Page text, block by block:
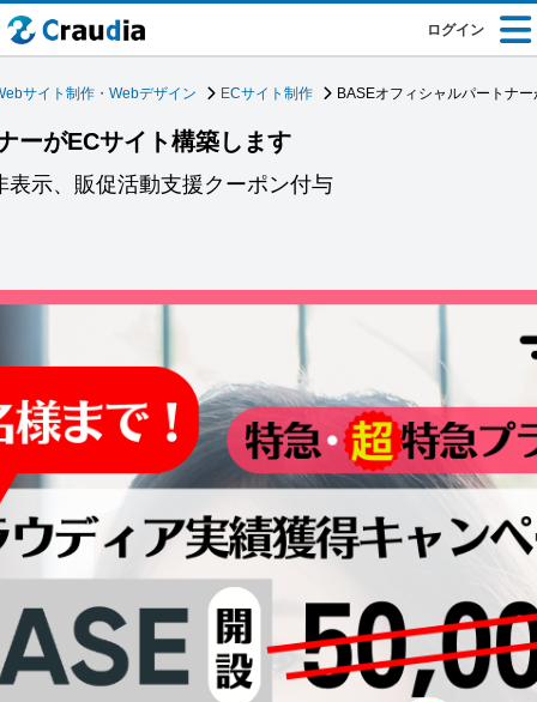
ログイン
サイト制作・Webデザイン ECサイト制作 BASEオフィシャルパートナ
ーがECサイト構築します
示、販促活動支援クーポン付与